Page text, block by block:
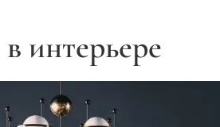
интерьере